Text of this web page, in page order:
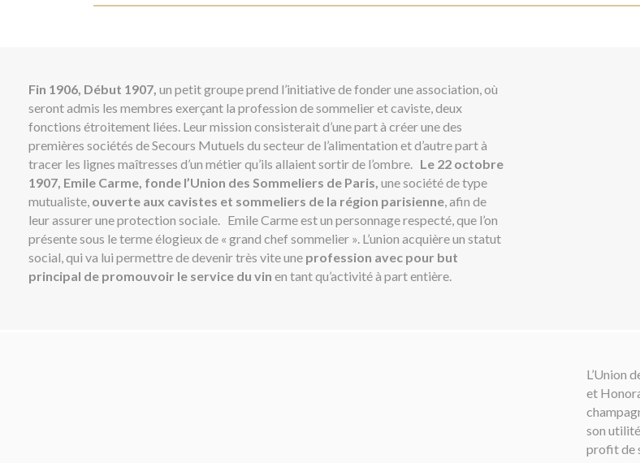
Fin 1906, Début 1907, un petit groupe prend l’initiative de fonder une association, où
seront admis les membres exerçant la profession de sommelier et caviste, deux
fonctions étroitement liées. Leur mission consisterait d’une part à créer une des
premières sociétés de Secours Mutuels du secteur de l’alimentation et d’autre part à
tracer les lignes maîtresses d’un métier qu’ils allaient sortir de l’ombre. Le 22 octobre
1907, Emile Carme, fonde l’Union des Sommeliers de Paris, une société de type
mutualiste, ouverte aux cavistes et sommeliers de la région parisienne, afin de
leur assurer une protection sociale. Emile Carme est un personnage respecté, que l’on
présente sous le terme élogieux de « grand chef sommelier ». L’union acquière un statut
social, qui va lui permettre de devenir très vite une profession avec pour but
principal de promouvoir le service du vin en tant qu’activité à part entière.
L’Union
et
son
profit de